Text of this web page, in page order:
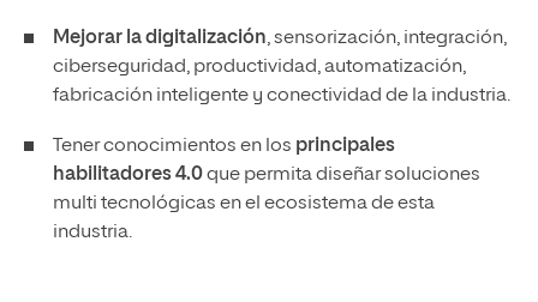
Mejorar la digitalización, sensorización, integración,
ciberseguridad, productividad, automatización,
fabricación inteligente y conectividad de la industria.
Tener conocimientos en los principales
habilitadores 4.0que permita diseñar soluciones
multi tecnológicas en el ecosistema de esta
industria.